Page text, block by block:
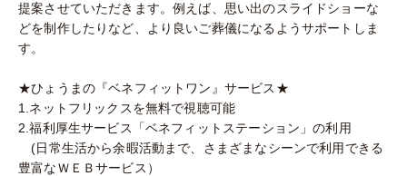
提案させていただきます。例えば、思い出のスライドショーな
どを制作したりなど、より良いご葬儀になるようサポートしま
す。
★ひょうまの『ベネフィットワン』サービス★
1.ネットフリックスを無料で視聴可能
2.福利厚生サービス「ベネフィットステーション」の利用
(日常生活から余暇活動まで、さまざまなシーンで利用できる
豊富なＷＥＢサービス）